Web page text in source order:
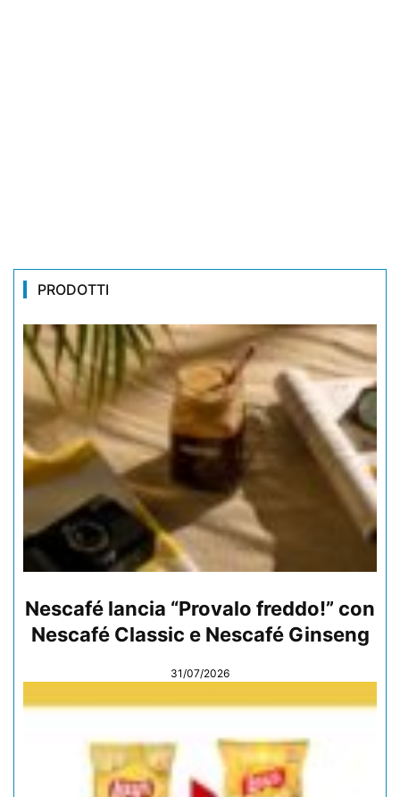
PRODOTTI
Nescafé lancia “Provalo freddo!” con
Nescafé Classic e Nescafé Ginseng
31/07/2026